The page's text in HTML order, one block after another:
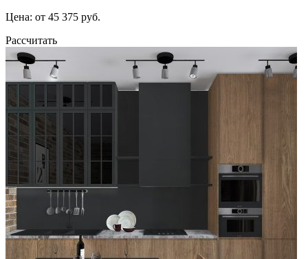
Цена: от 45 375 руб.
Рассчитать